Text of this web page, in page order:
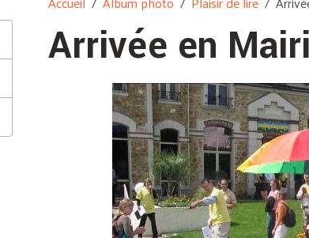
Arrivée en